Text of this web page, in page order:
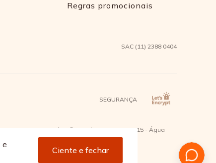
e
Ciente e fechar
Regras promocionais
SAC (11) 2388 0404
SEGURANÇA
Capuava Mauá - São Paulo, CEP: 09380-115 - Água